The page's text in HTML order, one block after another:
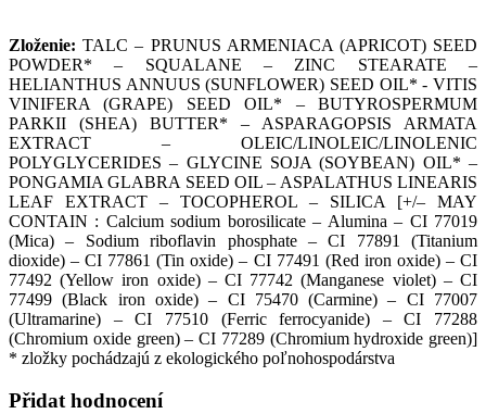
Zloženie: TALC – PRUNUS ARMENIACA (APRICOT) SEED
POWDER* – SQUALANE – ZINC STEARATE –
HELIANTHUS ANNUUS (SUNFLOWER) SEED OIL* - VITIS
VINIFERA (GRAPE) SEED OIL* – BUTYROSPERMUM
PARKII (SHEA) BUTTER* – ASPARAGOPSIS ARMATA
EXTRACT – OLEIC/LINOLEIC/LINOLENIC
POLYGLYCERIDES – GLYCINE SOJA (SOYBEAN) OIL* –
PONGAMIA GLABRA SEED OIL – ASPALATHUS LINEARIS
LEAF EXTRACT – TOCOPHEROL – SILICA [+/– MAY
CONTAIN : Calcium sodium borosilicate – Alumina – CI 77019
(Mica) – Sodium riboflavin phosphate – CI 77891 (Titanium
dioxide) – CI 77861 (Tin oxide) – CI 77491 (Red iron oxide) – CI
77492 (Yellow iron oxide) – CI 77742 (Manganese violet) – CI
77499 (Black iron oxide) – CI 75470 (Carmine) – CI 77007
(Ultramarine) – CI 77510 (Ferric ferrocyanide) – CI 77288
(Chromium oxide green) – CI 77289 (Chromium hydroxide green)]
* zložky pochádzajú z ekologického poľnohospodárstva
Přidat hodnocení